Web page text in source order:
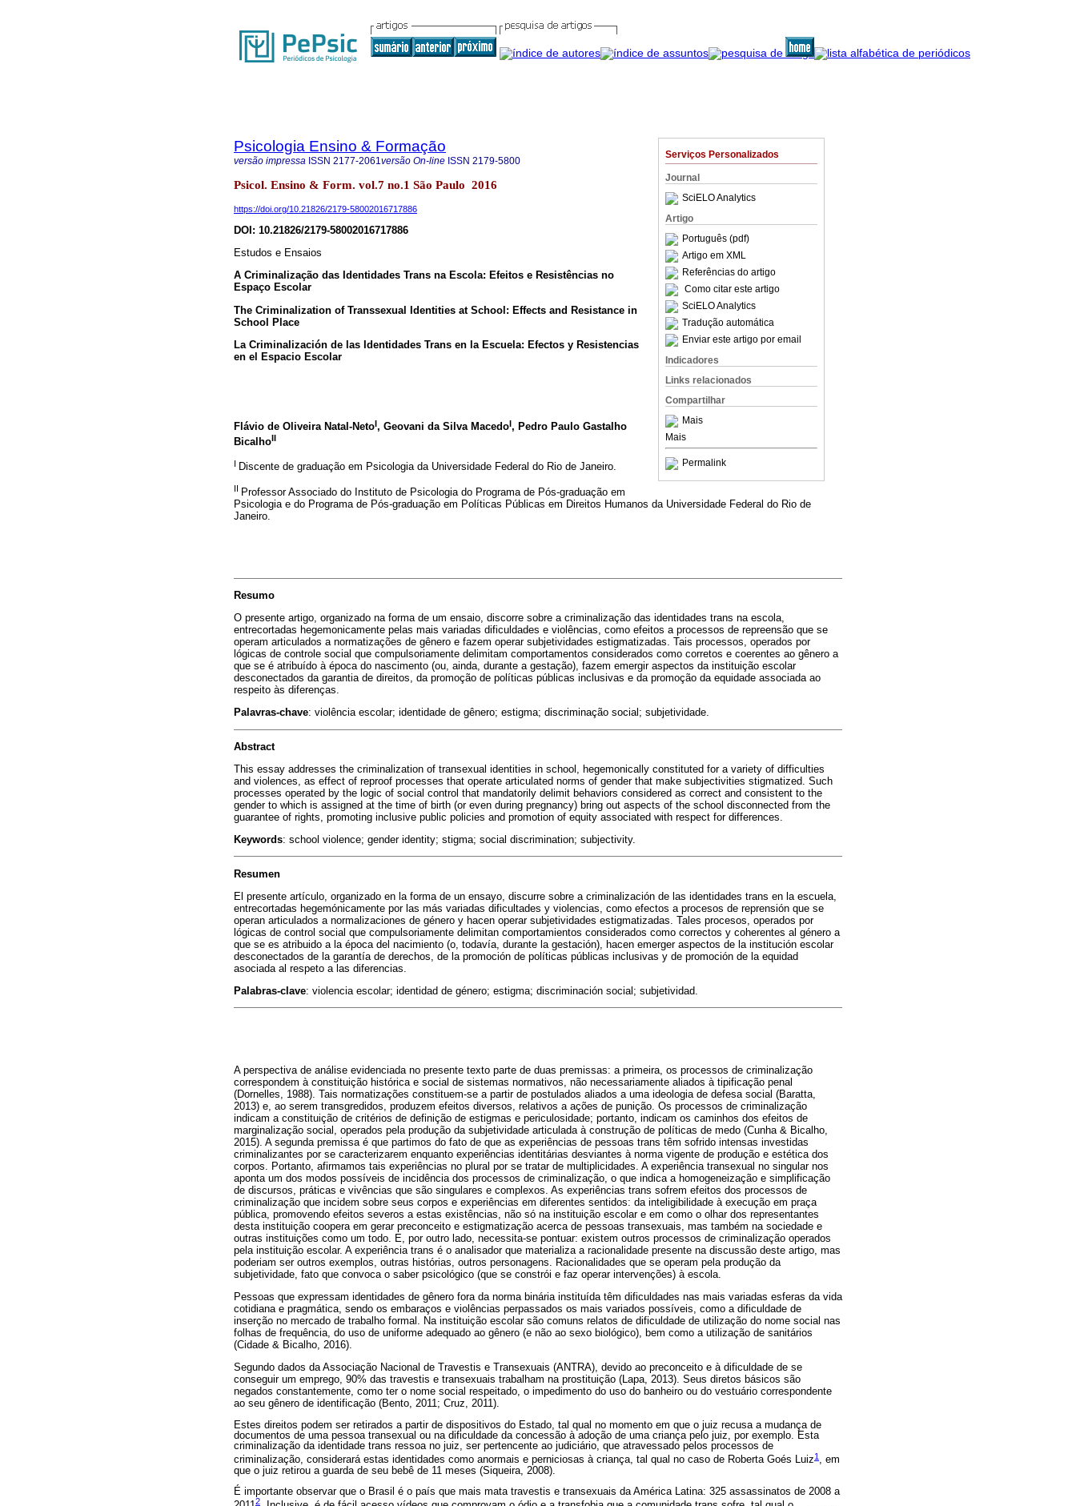
Serviços Personalizados
Journal
SciELO Analytics
Artigo
Português (pdf)
Artigo em XML
Referências do artigo
Como citar este artigo
SciELO Analytics
Tradução automática
Enviar este artigo por email
Indicadores
Links relacionados
Compartilhar
Mais
Mais
Permalink
Psicologia Ensino & Formação
versão impressa ISSN 2177-2061versão On-line ISSN 2179-5800
Psicol. Ensino & Form. vol.7 no.1 São Paulo 2016
https://doi.org/10.21826/2179-58002016717886
DOI: 10.21826/2179-58002016717886
Estudos e Ensaios
A Criminalização das Identidades Trans na Escola: Efeitos e Resistências no
Espaço Escolar
The Criminalization of Transsexual Identities at School: Effects and Resistance in
School Place
La Criminalización de las Identidades Trans en la Escuela: Efectos y Resistencias
en el Espacio Escolar
Flávio de Oliveira Natal-NetoI, Geovani da Silva MacedoI, Pedro Paulo Gastalho
BicalhoII
I Discente de graduação em Psicologia da Universidade Federal do Rio de Janeiro.
II Professor Associado do Instituto de Psicologia do Programa de Pós-graduação em
Psicologia e do Programa de Pós-graduação em Políticas Públicas em Direitos Humanos da Universidade Federal do Rio de
Janeiro.
Resumo
O presente artigo, organizado na forma de um ensaio, discorre sobre a criminalização das identidades trans na escola,
entrecortadas hegemonicamente pelas mais variadas dificuldades e violências, como efeitos a processos de repreensão que se
operam articulados a normatizações de gênero e fazem operar subjetividades estigmatizadas. Tais processos, operados por
lógicas de controle social que compulsoriamente delimitam comportamentos considerados como corretos e coerentes ao gênero a
que se é atribuído à época do nascimento (ou, ainda, durante a gestação), fazem emergir aspectos da instituição escolar
desconectados da garantia de direitos, da promoção de políticas públicas inclusivas e da promoção da equidade associada ao
respeito às diferenças.
Palavras-chave: violência escolar; identidade de gênero; estigma; discriminação social; subjetividade.
Abstract
This essay addresses the criminalization of transexual identities in school, hegemonically constituted for a variety of difficulties
and violences, as effect of reproof processes that operate articulated norms of gender that make subjectivities stigmatized. Such
processes operated by the logic of social control that mandatorily delimit behaviors considered as correct and consistent to the
gender to which is assigned at the time of birth (or even during pregnancy) bring out aspects of the school disconnected from the
guarantee of rights, promoting inclusive public policies and promotion of equity associated with respect for differences.
Keywords: school violence; gender identity; stigma; social discrimination; subjectivity.
Resumen
El presente artículo, organizado en la forma de un ensayo, discurre sobre a criminalización de las identidades trans en la escuela,
entrecortadas hegemónicamente por las más variadas dificultades y violencias, como efectos a procesos de reprensión que se
operan articulados a normalizaciones de género y hacen operar subjetividades estigmatizadas. Tales procesos, operados por
lógicas de control social que compulsoriamente delimitan comportamientos considerados como correctos y coherentes al género a
que se es atribuido a la época del nacimiento (o, todavía, durante la gestación), hacen emerger aspectos de la institución escolar
desconectados de la garantía de derechos, de la promoción de políticas públicas inclusivas y de promoción de la equidad
asociada al respeto a las diferencias.
Palabras-clave: violencia escolar; identidad de género; estigma; discriminación social; subjetividad.
A perspectiva de análise evidenciada no presente texto parte de duas premissas: a primeira, os processos de criminalização
correspondem à constituição histórica e social de sistemas normativos, não necessariamente aliados à tipificação penal
(Dornelles, 1988). Tais normatizações constituem-se a partir de postulados aliados a uma ideologia de defesa social (Baratta,
2013) e, ao serem transgredidos, produzem efeitos diversos, relativos a ações de punição. Os processos de criminalização
indicam a constituição de critérios de definição de estigmas e periculosidade; portanto, indicam os caminhos dos efeitos de
marginalização social, operados pela produção da subjetividade articulada à construção de políticas de medo (Cunha & Bicalho,
2015). A segunda premissa é que partimos do fato de que as experiências de pessoas trans têm sofrido intensas investidas
criminalizantes por se caracterizarem enquanto experiências identitárias desviantes à norma vigente de produção e estética dos
corpos. Portanto, afirmamos tais experiências no plural por se tratar de multiplicidades. A experiência transexual no singular nos
aponta um dos modos possíveis de incidência dos processos de criminalização, o que indica a homogeneização e simplificação
de discursos, práticas e vivências que são singulares e complexos. As experiências trans sofrem efeitos dos processos de
criminalização que incidem sobre seus corpos e experiências em diferentes sentidos: da inteligibilidade à execução em praça
pública, promovendo efeitos severos a estas existências, não só na instituição escolar e em como o olhar dos representantes
desta instituição coopera em gerar preconceito e estigmatização acerca de pessoas transexuais, mas também na sociedade e
outras instituições como um todo. E, por outro lado, necessita-se pontuar: existem outros processos de criminalização operados
pela instituição escolar. A experiência trans é o analisador que materializa a racionalidade presente na discussão deste artigo, mas
poderiam ser outros exemplos, outras histórias, outros personagens. Racionalidades que se operam pela produção da
subjetividade, fato que convoca o saber psicológico (que se constrói e faz operar intervenções) à escola.
Pessoas que expressam identidades de gênero fora da norma binária instituída têm dificuldades nas mais variadas esferas da vida
cotidiana e pragmática, sendo os embaraços e violências perpassados os mais variados possíveis, como a dificuldade de
inserção no mercado de trabalho formal. Na instituição escolar são comuns relatos de dificuldade de utilização do nome social nas
folhas de frequência, do uso de uniforme adequado ao gênero (e não ao sexo biológico), bem como a utilização de sanitários
(Cidade & Bicalho, 2016).
Segundo dados da Associação Nacional de Travestis e Transexuais (ANTRA), devido ao preconceito e à dificuldade de se
conseguir um emprego, 90% das travestis e transexuais trabalham na prostituição (Lapa, 2013). Seus diretos básicos são
negados constantemente, como ter o nome social respeitado, o impedimento do uso do banheiro ou do vestuário correspondente
ao seu gênero de identificação (Bento, 2011; Cruz, 2011).
Estes direitos podem ser retirados a partir de dispositivos do Estado, tal qual no momento em que o juiz recusa a mudança de
documentos de uma pessoa transexual ou na dificuldade da concessão à adoção de uma criança pelo juiz, por exemplo. Esta
criminalização da identidade trans ressoa no juiz, ser pertencente ao judiciário, que atravessado pelos processos de
criminalização, considerará estas identidades como anormais e perniciosas à criança, tal qual no caso de Roberta Goés Luiz1 , em
que o juiz retirou a guarda de seu bebê de 11 meses (Siqueira, 2008).
É importante observar que o Brasil é o país que mais mata travestis e transexuais da América Latina: 325 assassinatos de 2008 a
2